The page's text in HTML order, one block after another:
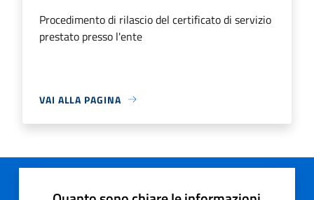
Procedimento di rilascio del certificato di servizio
prestato presso l'ente
VAI ALLA PAGINA